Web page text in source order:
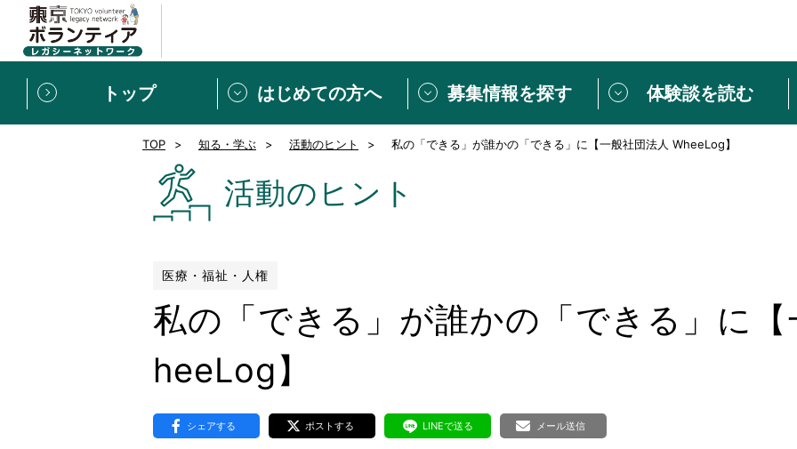
トップ はじめての方へ
新規登録 ボランティアをしたい方は
東京ボランティアレガシーネットワークとは
もっと知りたい！VLNでできること ボランティアで
募集情報を探す
募集情報
体験談を読む
[個人] 体験談
ボランティアの広場
新着記事一覧
ボランティアは
東京2020大会の軌跡
TOP 知る・学ぶ 活動のヒント 私の「できる」が誰かの「できる」に【一般社団法人 WheeLog】
活動のヒント
医療・福祉・人権
私の「できる」が誰かの「できる」に
heeLog】
シェアする ポストする LINEで送る メール送信